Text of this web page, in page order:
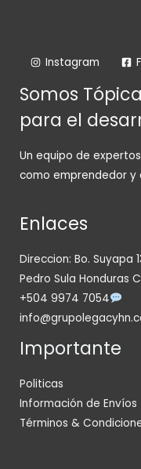
Instagram
Somos
para el
Un equipo de
como emprendedor y
Enlaces
Direccion: Bo. Suyapa
Pedro Sula Honduras
+504 9974 7054
Importante
Politicas
Información de Envíos
Términos &